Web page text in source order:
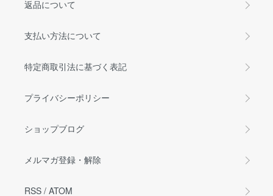
返品について
支払い方法について
特定商取引法に基づく表記
プライバシーポリシー
ショップブログ
メルマガ登録・解除
RSS / ATOM